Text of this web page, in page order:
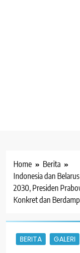
Home
Berita
Indonesia dan
2030, Presiden
Konkret dan
BERITA GALERI